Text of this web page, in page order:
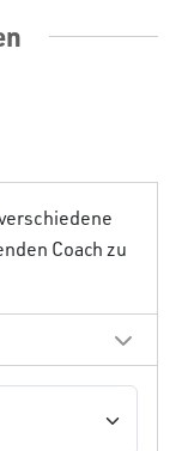
Coach zu